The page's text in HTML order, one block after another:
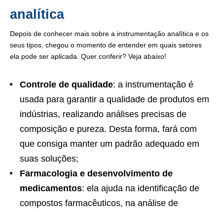
analítica
Depois de conhecer mais sobre a instrumentação analítica e os
seus tipos, chegou o momento de entender em quais setores
ela pode ser aplicada. Quer conferir? Veja abaixo!
Controle de qualidade: a instrumentação é
usada para garantir a qualidade de produtos em
indústrias, realizando análises precisas de
composição e pureza. Desta forma, fará com
que consiga manter um padrão adequado em
suas soluções;
Farmacologia e desenvolvimento de
medicamentos: ela ajuda na identificação de
compostos farmacêuticos, na análise de